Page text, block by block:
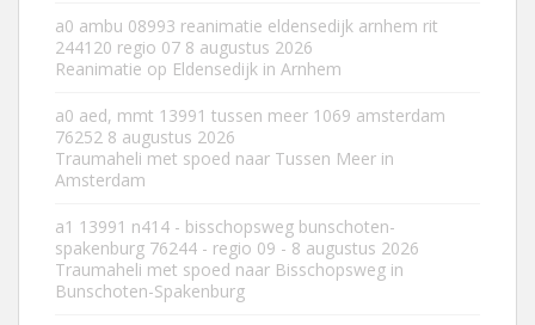
a0 ambu 08993 reanimatie eldensedijk arnhem rit
244120 regio 07 8 augustus 2026
Reanimatie op Eldensedijk in Arnhem
a0 aed, mmt 13991 tussen meer 1069 amsterdam
76252 8 augustus 2026
Traumaheli met spoed naar Tussen Meer in
Amsterdam
a1 13991 n414 - bisschopsweg bunschoten-
spakenburg 76244 - regio 09 - 8 augustus 2026
Traumaheli met spoed naar Bisschopsweg in
Bunschoten-Spakenburg